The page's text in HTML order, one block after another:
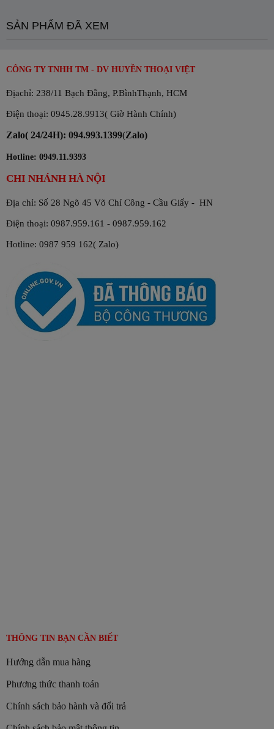
SẢN PHẨM ĐÃ XEM
CÔNG TY TNHH TM - DV HUYỀN THOẠI VIỆT
Địachỉ: 238/11 Bạch Đằng, P.BìnhThạnh, HCM
Điện thoại: 0945.28.9913( Giờ Hành Chính)
Zalo( 24/24H): 094.993.1399(Zalo)
Hotline: 0949.11.9393
CHI NHÁNH HÀ NỘI
Địa chỉ: Số 28 Ngõ 45 Võ Chí Công - Cầu Giấy - HN
Điện thoại: 0987.959.161 - 0987.959.162
Hotline: 0987 959 162( Zalo)
THÔNG TIN BẠN CẦN BIẾT
Hướng dẫn mua hàng
Phương thức thanh toán
Chính sách bảo hành và đổi trả